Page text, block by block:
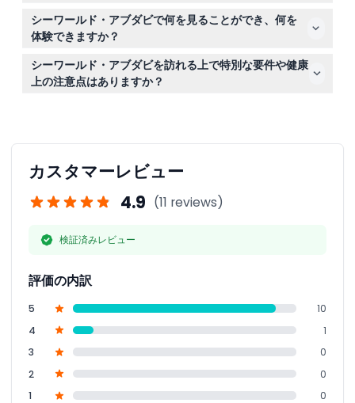
歩きやすい快適な服装と靴、素晴らしい動物との出会いを
撮影するためのカメラ、日焼け止めや水筒などの個人必需
品を持参してください。
シーワールド・アブダビで何を見ることができ、何を
体験できますか？
シャーク、マンタレイ、ウミガメを含む海洋生物を展示し
た8つのテーマルームと、100以上の動物体験、プレゼン
テーション、スリリングなライドをお楽しみいただけま
シーワールド・アブダビを訪れる上で特別な要件や健康
上の注意点はありますか？
カスタマーレビュー
4.9 (11 reviews)
検証済みレビュー
評価の内訳
5
10
4
1
3
0
2
0
1
0